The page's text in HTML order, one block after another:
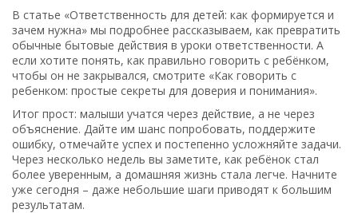
В статье «Ответственность для детей: как формируется и
зачем нужна» мы подробнее рассказываем, как превратить
обычные бытовые действия в уроки ответственности. А
если хотите понять, как правильно говорить с ребёнком,
чтобы он не закрывался, смотрите «Как говорить с
ребенком: простые секреты для доверия и понимания».
Итог прост: малыши учатся через действие, а не через
объяснение. Дайте им шанс попробовать, поддержите
ошибку, отмечайте успех и постепенно усложняйте задачи.
Через несколько недель вы заметите, как ребёнок стал
более уверенным, а домашняя жизнь стала легче. Начните
уже сегодня – даже небольшие шаги приводят к большим
результатам.